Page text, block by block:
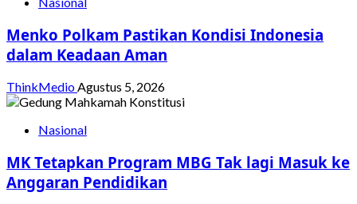
Menko Polkam Pastikan Kondisi Indonesia
dalam Keadaan Aman
ThinkMedioAgustus 5, 2026
Nasional
MK Tetapkan Program MBG Tak lagi Masuk ke
Anggaran Pendidikan